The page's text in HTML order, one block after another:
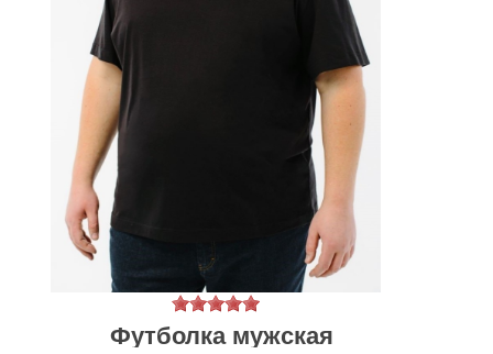
Футболка мужская